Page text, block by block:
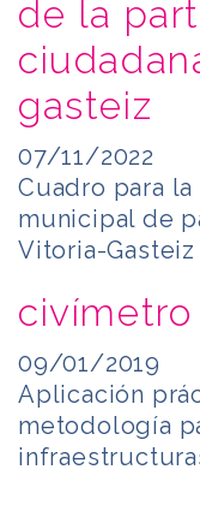
de la
gasteiz
07/11/2022
Cuadro para
municipal de
Vitoria-Gasteiz
civímetro
09/01/2019
Aplicación
metodología